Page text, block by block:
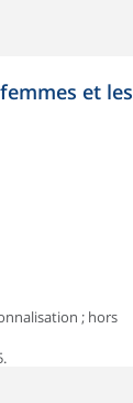
et les
; hors